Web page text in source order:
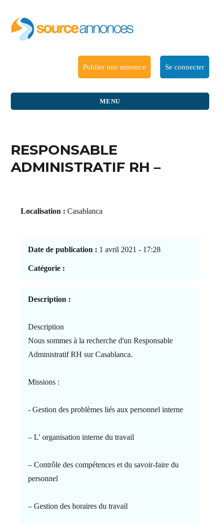
Publier une annonce Se connecter
MENU
RESPONSABLE
ADMINISTRATIF RH –
Localisation : Casablanca
Date de publication : 1 avril 2021 - 17:28
Catégorie :
Description :
Description
Nous sommes à la recherche d'un Responsable
Administratif RH sur Casablanca.
Missions :
- Gestion des problèmes liés aux personnel interne
– L' organisation interne du travail
– Contrôle des compétences et du savoir-faire du
personnel
– Gestion des horaires du travail